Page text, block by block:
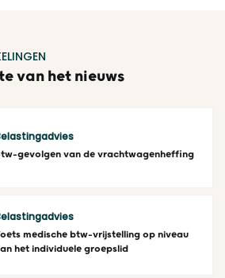
van het nieuws
gevolgen van de vrachtwagenheffing
medische btw-vrijstelling op niveau
het individuele groepslid